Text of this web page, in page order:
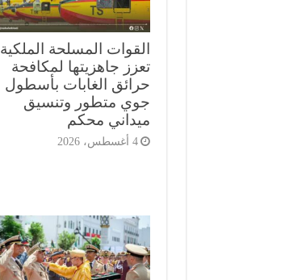
القوات المسلحة الملكية
تعزز جاهزيتها لمكافحة
حرائق الغابات بأسطول
جوي متطور وتنسيق
ميداني محكم
4 أغسطس، 2026